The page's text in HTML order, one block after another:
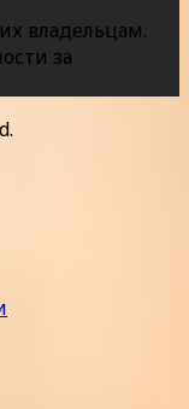
владельцам.
за